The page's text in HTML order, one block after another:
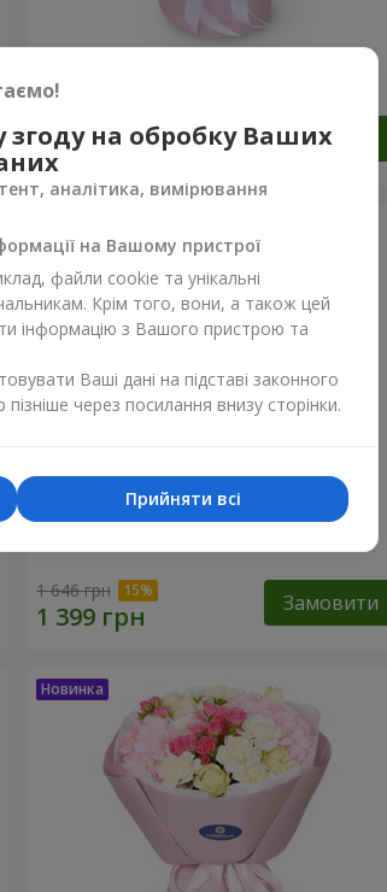
1 999 грн Замовити
1 646 грн Замовити
згоду на обробку Ваших
аналітика, вимірювання
на Вашому пристрої
файли cookie та унікальні
Крім того, вони, а також цей
інформацію з Вашого пристрою та
Ваші дані на підставі законного
через посилання внизу сторінки.
Прийняти всі